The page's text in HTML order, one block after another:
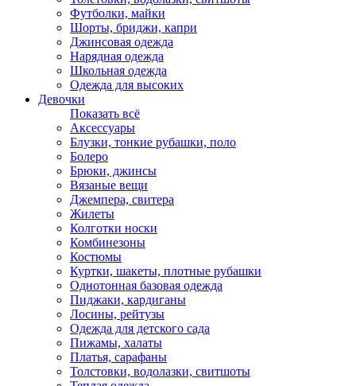
Футболки, майки
Шорты, бриджи, капри
Джинсовая одежда
Нарядная одежда
Школьная одежда
Одежда для высоких
Девочки
Показать всё
Аксессуары
Блузки, тонкие рубашки, поло
Болеро
Брюки, джинсы
Вязаные вещи
Джемпера, свитера
Жилеты
Колготки носки
Комбинезоны
Костюмы
Куртки, шакеты, плотные рубашки
Однотонная базовая одежда
Пиджаки, кардиганы
Лосины, рейтузы
Одежда для детского сада
Пижамы, халаты
Платья, сарафаны
Толстовки, водолазки, свитшоты